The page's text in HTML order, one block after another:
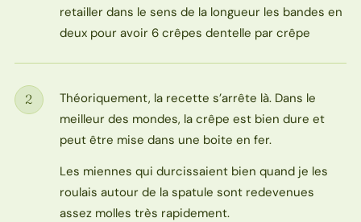
retailler dans le sens de la longueur les bandes en
deux pour avoir 6 crêpes dentelle par crêpe
Étape
2
Théoriquement, la recette s’arrête là. Dans le
meilleur des mondes, la crêpe est bien dure et
peut être mise dans une boite en fer.
Les miennes qui durcissaient bien quand je les
roulais autour de la spatule sont redevenues
assez molles très rapidement.